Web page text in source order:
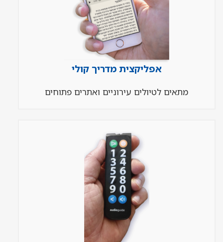
אפליקצית מדריך קולי
מתאים לטיולים עירוניים ואתרים פתוחים